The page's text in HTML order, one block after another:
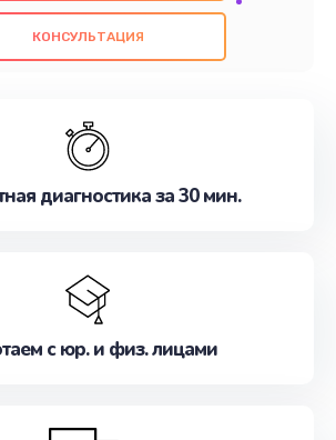
качество всех
работ. Наша цель - предоставить
Не медлите записаться на
КОНСУЛЬТАЦИЯ
диагностика за 30 мин.
с юр. и физ. лицами